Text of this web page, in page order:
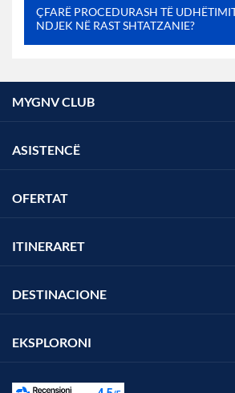
ÇFARË PROCEDURASH TË
NDJEK NË RAST SHTATZANIE?
MYGNV CLUB
ASISTENCË
OFERTAT
ITINERARET
DESTINACIONE
EKSPLORONI